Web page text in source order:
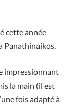
cette année
Panathinaikos.
impressionnant
la main (il est
fois adapté à